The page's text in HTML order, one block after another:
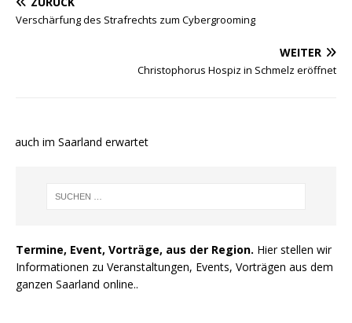
Verschärfung des Strafrechts zum Cybergrooming
WEITER
Christophorus Hospiz in Schmelz eröffnet
auch im Saarland erwartet
Termine, Event, Vorträge, aus der Region. Hier stellen wir
Informationen zu Veranstaltungen, Events, Vorträgen aus dem
ganzen Saarland online..